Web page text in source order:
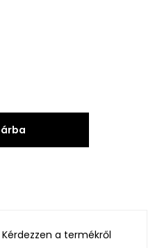
Kérdezzen a termékről